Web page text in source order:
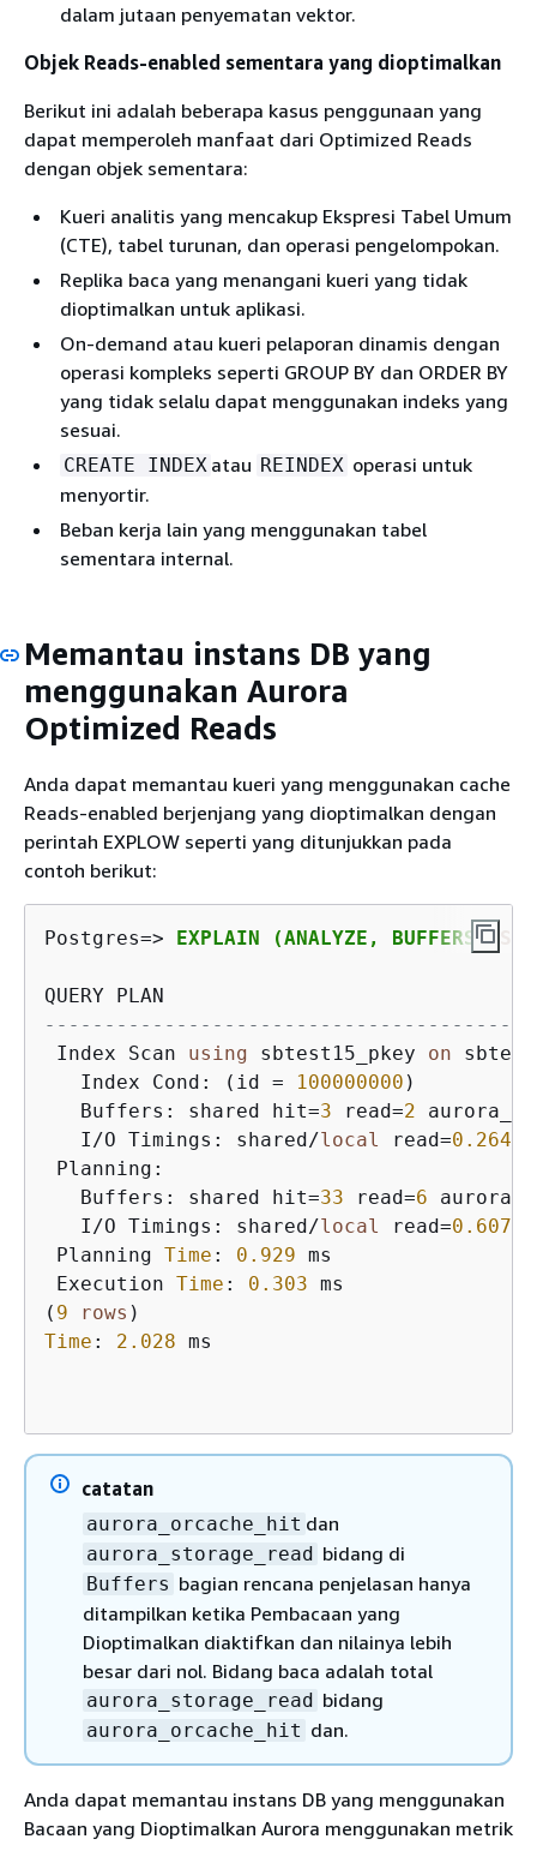
dalam jutaan penyematan vektor.
Objek Reads-enabled sementara yang dioptimalkan
Berikut ini adalah beberapa kasus penggunaan yang
dapat memperoleh manfaat dari Optimized Reads
dengan objek sementara:
Kueri analitis yang mencakup Ekspresi Tabel Umum
(CTE), tabel turunan, dan operasi pengelompokan.
Replika baca yang menangani kueri yang tidak
dioptimalkan untuk aplikasi.
On-demand atau kueri pelaporan dinamis dengan
operasi kompleks seperti GROUP BY dan ORDER BY
yang tidak selalu dapat menggunakan indeks yang
sesuai.
CREATE INDEX atau REINDEX operasi untuk
menyortir.
Beban kerja lain yang menggunakan tabel
sementara internal.
Memantau instans DB yang
menggunakan Aurora
Optimized Reads
Anda dapat memantau kueri yang menggunakan cache
Reads-enabled berjenjang yang dioptimalkan dengan
perintah EXPLOW seperti yang ditunjukkan pada
contoh berikut:
Postgres=> EXPLAIN (ANALYZE, BUFFERS)
Index Scan using sbtest15_pkey on
   Index Cond: (id
= 100000000 )
   Buffers: shared hit
=3 read=2
   I
/O Timings: shared/local read=0.264
Planning:
   Buffers: shared hit
=33 read=6
   I
/O Timings: shared/local read=0.607
Planning Time : 0.929 ms
Execution Time : 0.303 ms
( 9 rows
Time : 2.028
catatan
aurora_orcache_hit dan
aurora_storage_read bidang di
Buffers bagian rencana penjelasan hanya
ditampilkan ketika Pembacaan yang
Dioptimalkan diaktifkan dan nilainya lebih
besar dari nol. Bidang baca adalah total
aurora_storage_read bidang
aurora_orcache_hit dan.
Anda dapat memantau instans DB yang menggunakan
Bacaan yang Dioptimalkan Aurora menggunakan metrik